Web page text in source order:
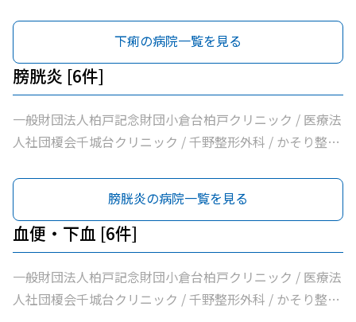
千葉市桜木園
下痢の病院一覧を見る
膀胱炎 [6件]
一般財団法人柏戸記念財団小倉台柏戸クリニック / 医療法
人社団榎会千城台クリニック / 千野整形外科 / かそり整形
千葉市桜木園
膀胱炎の病院一覧を見る
血便・下血 [6件]
一般財団法人柏戸記念財団小倉台柏戸クリニック / 医療法
人社団榎会千城台クリニック / 千野整形外科 / かそり整形